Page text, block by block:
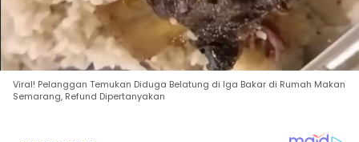
Viral! Pelanggan Temukan Diduga Belatung di Iga Bakar di Rumah Makan
Semarang, Refund Dipertanyakan